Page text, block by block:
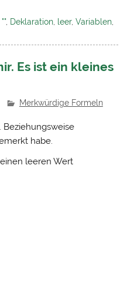
"", Deklaration leer,Variablen
Es ist ein kleines
Merkwürdige Formeln
habe.
leeren Wert